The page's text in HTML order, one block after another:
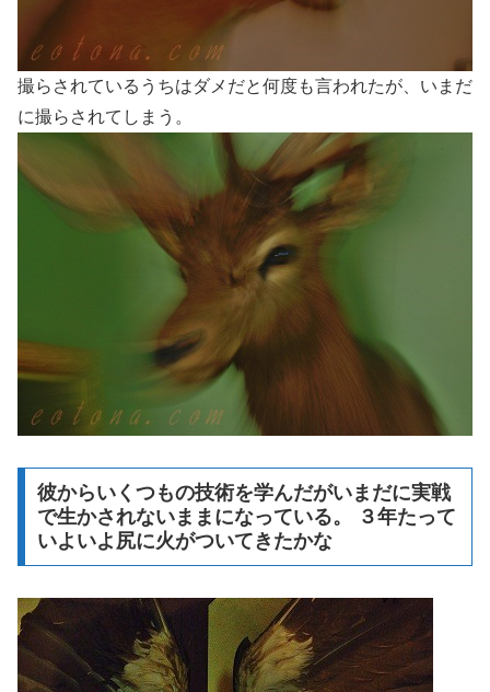
撮らされているうちはダメだと何度も言われたが、いまだ
に撮らされてしまう。
彼からいくつもの技術を学んだがいまだに実戦
で生かされないままになっている。 ３年たって
いよいよ尻に火がついてきたかな